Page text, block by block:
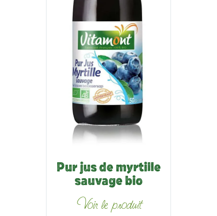
Pur jus de myrtille
sauvage bio
Voir le produit